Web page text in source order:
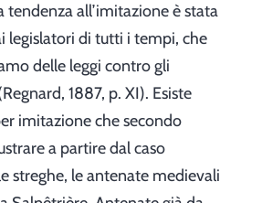
tendenza all’imitazione è stata
legislatori di tutti i tempi, che
delle leggi contro gli
1887, p. XI). Esiste
imitazione che secondo
a partire dal caso
streghe, le antenate medievali